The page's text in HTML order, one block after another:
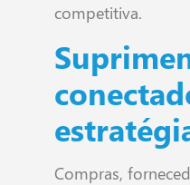
competitiva.
Compras,